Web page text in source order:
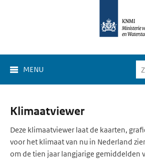
MENU
Klimaat
Viewer
Klimaatviewer
Deze klimaatviewer laat de kaarten,
voor het klimaat van nu in Nederland
om de tien jaar langjarige gemiddelden